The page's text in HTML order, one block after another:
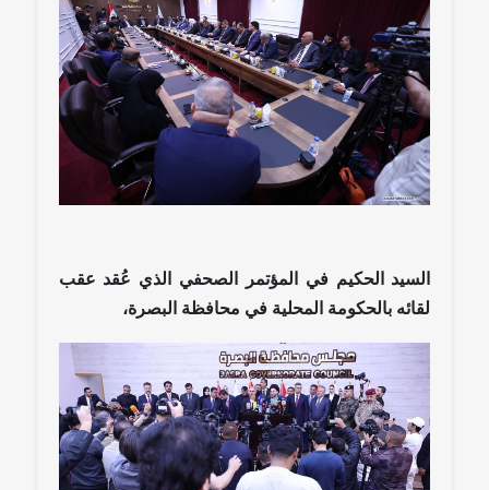
السيد الحكيم في المؤتمر الصحفي الذي عُقد عقب
لقائه بالحكومة المحلية في محافظة البصرة،